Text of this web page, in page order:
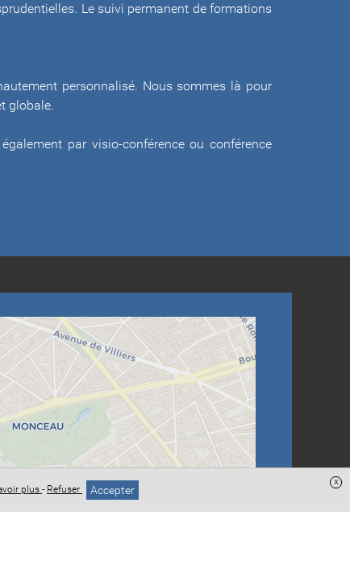
Le suivi permanent de formations
personnalisé. Nous sommes là pour
globale.
par visio-conférence ou conférence
plus - Refuser Accepter
x